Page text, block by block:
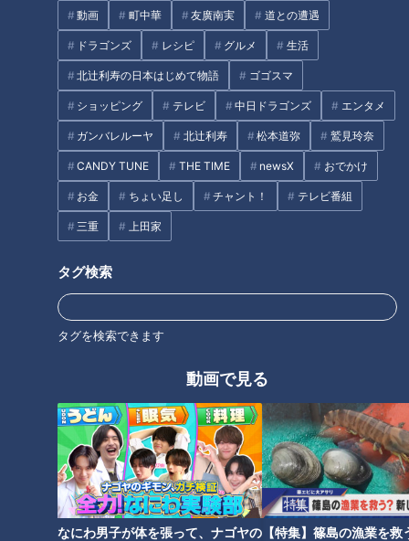
動画 町中華 友廣南実 道との遭遇
ドラゴンズ レシピ グルメ 生活
北辻利寿の日本はじめて物語 ゴゴスマ
ショッピング テレビ 中日ドラゴンズ エンタメ
ガンバレルーヤ 北辻利寿 松本道弥 鷲見玲奈
CANDY TUNE THE TIME newsX おでかけ
お金 ちょい足し チャント！ テレビ番組
三重 上田家
タグ検索
タグを検索できます
動画で見る
なにわ男子が体を張って、ナゴヤの【特集】篠島の漁業を救
かわいすぎて食べられない！？
鳥羽水族館のアイドル、ラッコ
のメイちゃんカレー
誰でも魔球が投げられる「ウィ
ッフルボール」って？若狭アナ
と榊原アナが中日ドラコンズ・
石川昴弥選手に挑む！憧れのプ
ロ野球選手から“三振”は取れる
のか！？
気分を上げたい！冬服のマンネ
リ化から脱するには？
ショックのあまりながつが膝か
タグ
ピエロと呼ばれた息子
番組紹介
ドキュメンタリー
ピエロと呼ばれた息子
ドキュメンタリーやニュース特集をお届けします。
・受賞作品をはじめとしたドキュメンタリー